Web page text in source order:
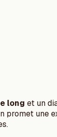
long et un